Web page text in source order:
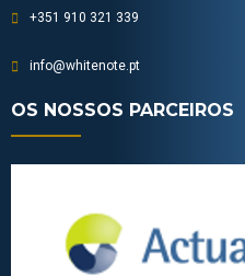
+351 910 321 339
info@whitenote.pt
OS NOSSOS PARCEIROS